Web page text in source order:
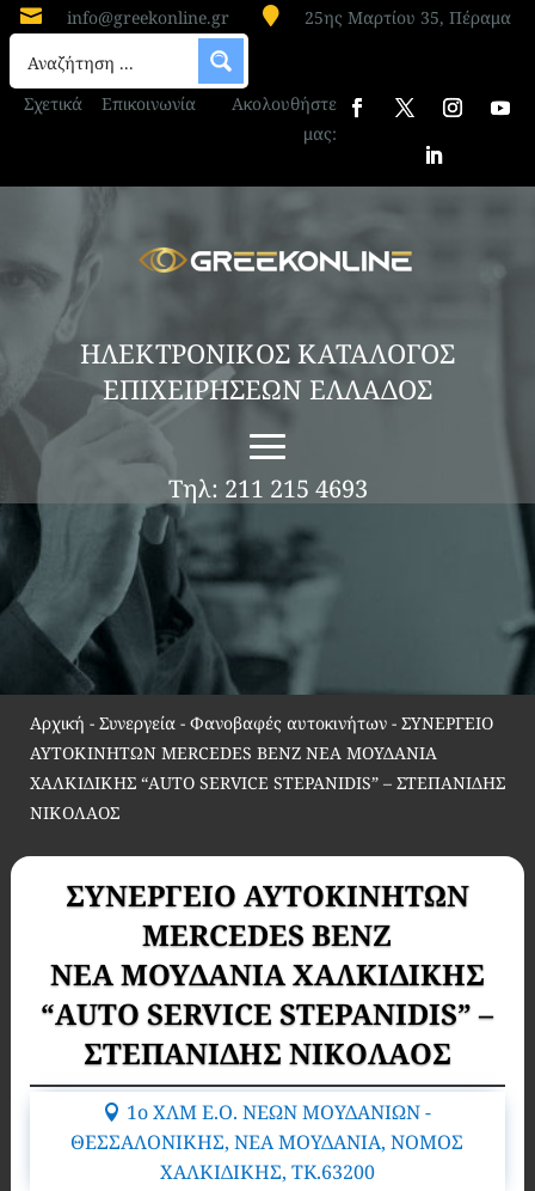
 info@greekonline.gr  25ης Μαρτίου 35, Πέραμα
Σχετικά Επικοινωνία
Ακολουθήστε
μας:
ΗΛΕΚΤΡΟΝΙΚΟΣ ΚΑΤΑΛΟΓΟΣ
ΕΠΙΧΕΙΡΗΣΕΩΝ ΕΛΛΑΔΟΣ
Τηλ: 211 215 4693
Αρχική - Συνεργεία - Φανοβαφές αυτοκινήτων- ΣΥΝΕΡΓΕΙΟ
ΑΥΤΟΚΙΝΗΤΩΝ MERCEDES BENZ ΝΕΑ ΜΟΥΔΑΝΙΑ
ΧΑΛΚΙΔΙΚΗΣ “AUTO SERVICE STEPANIDIS” – ΣΤΕΠΑΝΙΔΗΣ
ΝΙΚΟΛΑΟΣ
ΣΥΝΕΡΓΕΙΟ ΑΥΤΟΚΙΝΗΤΩΝ
MERCEDES BENZ
ΝΕΑ ΜΟΥΔΑΝΙΑ ΧΑΛΚΙΔΙΚΗΣ
“AUTO SERVICE STEPANIDIS” –
ΣΤΕΠΑΝΙΔΗΣ ΝΙΚΟΛΑΟΣ
1ο ΧΛΜ Ε.Ο. ΝΕΩΝ ΜΟΥΔΑΝΙΩΝ -
ΘΕΣΣΑΛΟΝΙΚΗΣ, ΝΕΑ ΜΟΥΔΑΝΙΑ, ΝΟΜΟΣ
ΧΑΛΚΙΔΙΚΗΣ, TK.63200